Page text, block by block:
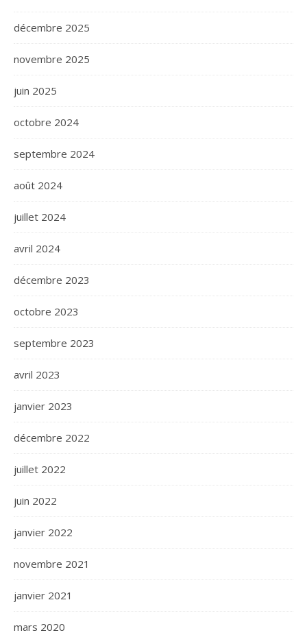
décembre 2025
novembre 2025
juin 2025
octobre 2024
septembre 2024
août 2024
juillet 2024
avril 2024
décembre 2023
octobre 2023
septembre 2023
avril 2023
janvier 2023
décembre 2022
juillet 2022
juin 2022
janvier 2022
novembre 2021
janvier 2021
mars 2020